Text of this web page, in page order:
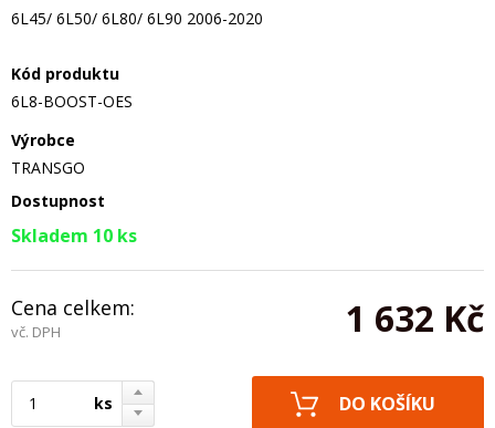
6L45/ 6L50/ 6L80/ 6L90 2006-2020
Kód produktu
6L8-BOOST-OES
Výrobce
TRANSGO
Dostupnost
Skladem 10 ks
Cena celkem:
vč. DPH 1 632 Kč
ks